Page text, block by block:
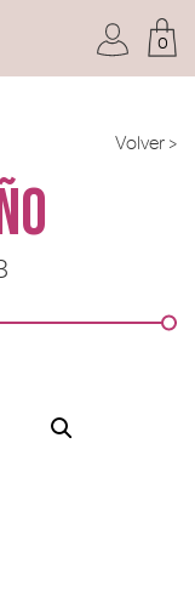
0
Volver >